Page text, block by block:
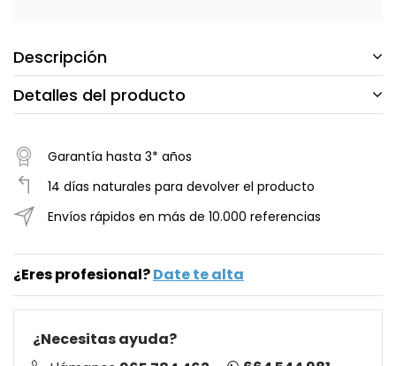
Descripción
Detalles del producto
Garantía hasta 3* años
14 días naturales para devolver el producto
Envíos rápidos en más de 10.000 referencias
¿Eres profesional?Date te alta
¿Necesitas ayuda?